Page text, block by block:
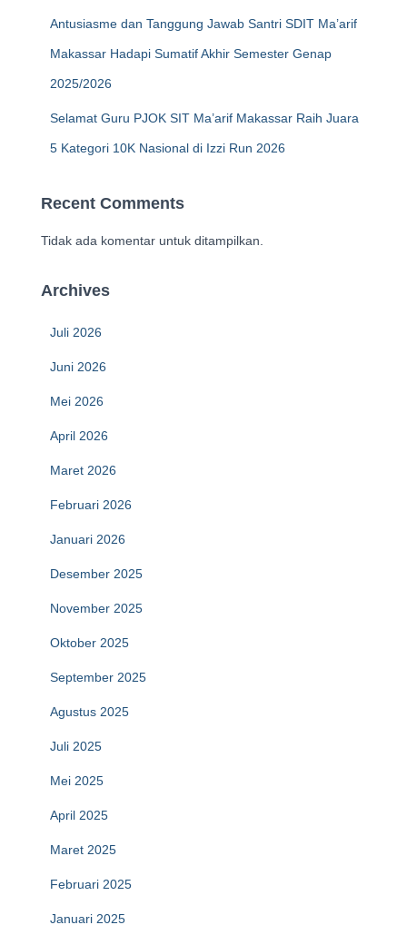
Antusiasme dan Tanggung Jawab Santri SDIT Ma’arif
Makassar Hadapi Sumatif Akhir Semester Genap
2025/2026
Selamat Guru PJOK SIT Ma’arif Makassar Raih Juara
5 Kategori 10K Nasional di Izzi Run 2026
Recent Comments
Tidak ada komentar untuk ditampilkan.
Archives
Juli 2026
Juni 2026
Mei 2026
April 2026
Maret 2026
Februari 2026
Januari 2026
Desember 2025
November 2025
Oktober 2025
September 2025
Agustus 2025
Juli 2025
Mei 2025
April 2025
Maret 2025
Februari 2025
Januari 2025